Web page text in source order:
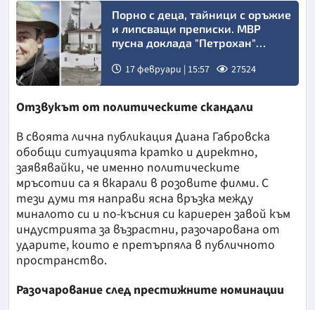
Порно с деца, тайници с оръжие
и липсващи преписки. МВР
пусна доклада "Петрохан"
17 февруари | 15:57 27524
Отзвукът от политическите скандали
В своята лична публикация Диана Габровска
обобщи ситуацията кратко и директно,
заявявайки, че именно политическите
мръсотии са я вкарали в розовите филми. С
тези думи тя направи ясна връзка между
миналото си и по-късния си кариерен завой към
индустрията за възрастни, разочарована от
ударите, които е претърпяла в публичното
пространство.
Разочарование след престижните номинации